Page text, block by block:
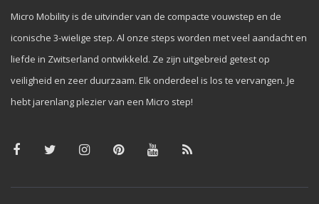
Micro Mobility is de uitvinder van de compacte vouwstep en de
iconische 3-wielige step. Al onze steps worden met veel aandacht en
liefde in Zwitserland ontwikkeld. Ze zijn uitgebreid getest op
veiligheid en zeer duurzaam. Elk onderdeel is los te vervangen. Je
hebt jarenlang plezier van een Micro step!